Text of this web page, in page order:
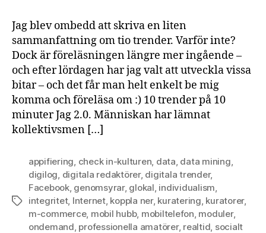
Jag blev ombedd att skriva en liten
sammanfattning om tio trender. Varför inte?
Dock är föreläsningen längre mer ingående –
och efter lördagen har jag valt att utveckla vissa
bitar – och det får man helt enkelt be mig
komma och föreläsa om :) 10 trender på 10
minuter Jag 2.0. Människan har lämnat
kollektivsmen […]
Etiketter
appifiering check in-kulturen data data mining
digilog digitala redaktörer, digitala trender,
Facebook, genomsyrar, glokal individualism
integritet, Internet, koppla ner, kuratering kuratorer,
m-commerce, mobil hubb, mobiltelefon moduler,
ondemand professionella amatörer, realtid socialt